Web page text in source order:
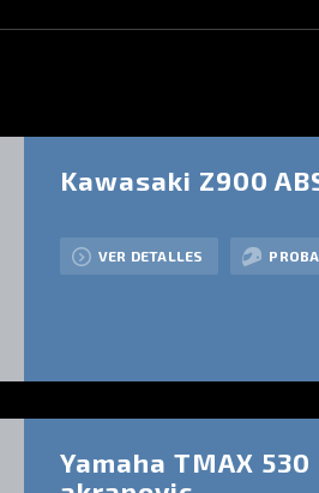
Kawasaki Z900
VER DETALLES
Yamaha TMAX